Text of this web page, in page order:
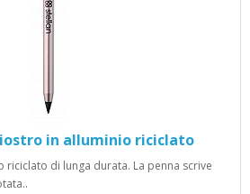
in alluminio riciclato
riciclato di lunga durata. La penna scrive